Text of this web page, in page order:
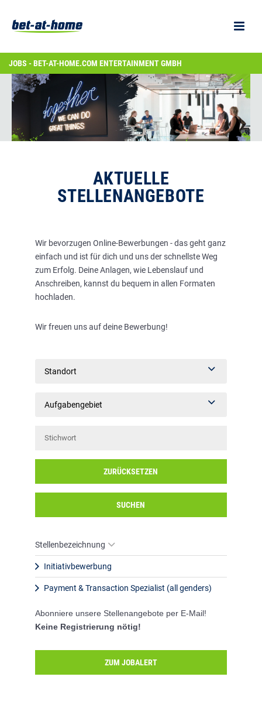
JOBS - BET-AT-HOME.COM ENTERTAINMENT GMBH
AKTUELLE
STELLENANGEBOTE
Wir bevorzugen Online-Bewerbungen - das geht ganz
einfach und ist für dich und uns der schnellste Weg
zum Erfolg. Deine Anlagen, wie Lebenslauf und
Anschreiben, kannst du bequem in allen Formaten
hochladen.
Wir freuen uns auf deine Bewerbung!
Standort
Aufgabengebiet
ZURÜCKSETZEN
SUCHEN
Stellenbezeichnung
Initiativbewerbung
Payment & Transaction Spezialist (all genders)
Abonniere unsere Stellenangebote per E-Mail!
Keine Registrierung nötig!
ZUM JOBALERT